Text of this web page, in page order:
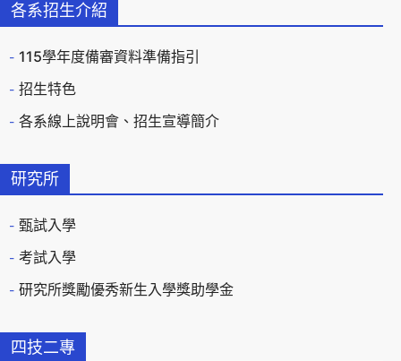
各系招生介紹
115學年度備審資料準備指引
招生特色
各系線上說明會、招生宣導簡介
研究所
甄試入學
考試入學
研究所獎勵優秀新生入學獎助學金
四技二專